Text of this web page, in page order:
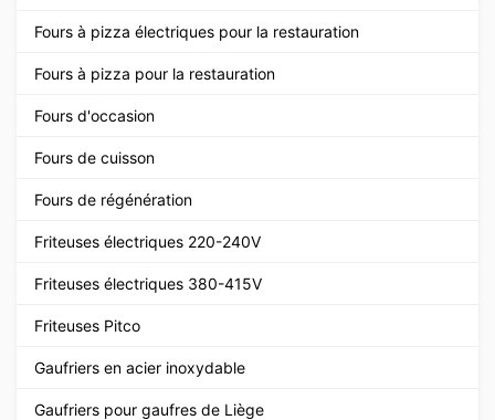
Fours à pizza électriques pour la restauration
Fours à pizza pour la restauration
Fours d'occasion
Fours de cuisson
Fours de régénération
Friteuses électriques 220-240V
Friteuses électriques 380-415V
Friteuses Pitco
Gaufriers en acier inoxydable
Gaufriers pour gaufres de Liège